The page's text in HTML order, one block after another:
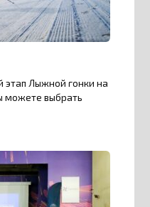
этап Лыжной гонки на
можете выбрать